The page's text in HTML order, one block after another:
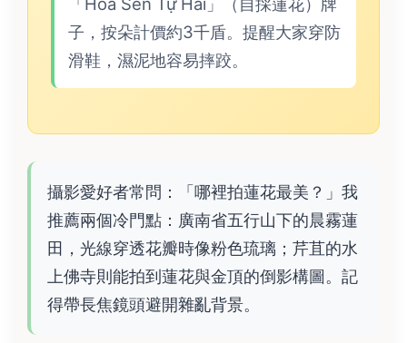
子，按朵計價約3千盾。提醒大家穿防
滑鞋，濕泥地容易摔跤。
攝影愛好者常問：「哪裡拍蓮花最美？」我
推薦兩個冷門點：廣南省五行山下的晨霧蓮
田，光線穿透花瓣時像粉色琉璃；芹苴的水
上佛寺則能拍到蓮花與金頂的倒影構圖。記
得帶長焦鏡頭避開雜亂背景。